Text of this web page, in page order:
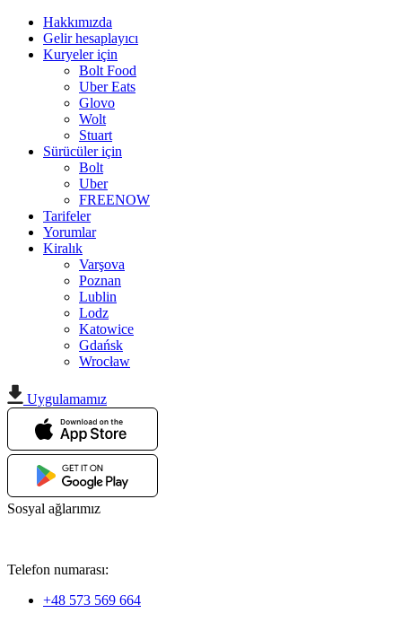
Hakkımızda
Gelir hesaplayıcı
Kuryeler için
Bolt Food
Uber Eats
Glovo
Wolt
Stuart
Sürücüler için
Bolt
Uber
FREENOW
Tarifeler
Yorumlar
Kiralık
Varşova
Poznan
Lublin
Lodz
Katowice
Gdańsk
Wrocław
Uygulamamız
Sosyal ağlarımız
Telefon numarası:
+48 573 569 664